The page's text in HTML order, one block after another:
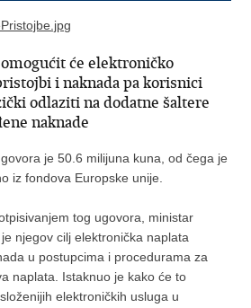
će elektroničko
i naknada pa korisnici
odlaziti na dodatne šaltere
naknade
je 50.6 milijuna kuna, od čega je
iz fondova Europske unije.
tog ugovora, ministar
njegov cilj elektronička naplata
u postupcima i procedurama za
naplata. Istaknuo je kako će to
elektroničkih usluga u